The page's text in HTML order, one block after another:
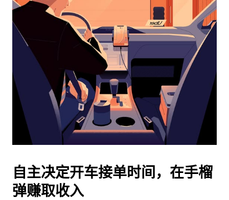
日
并
期。
按
退
闭
日
历。
自主决定开车接单时间，在手榴
弹赚取收入